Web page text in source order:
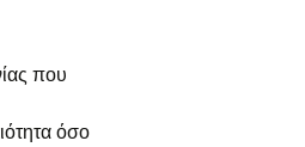
που
όσο